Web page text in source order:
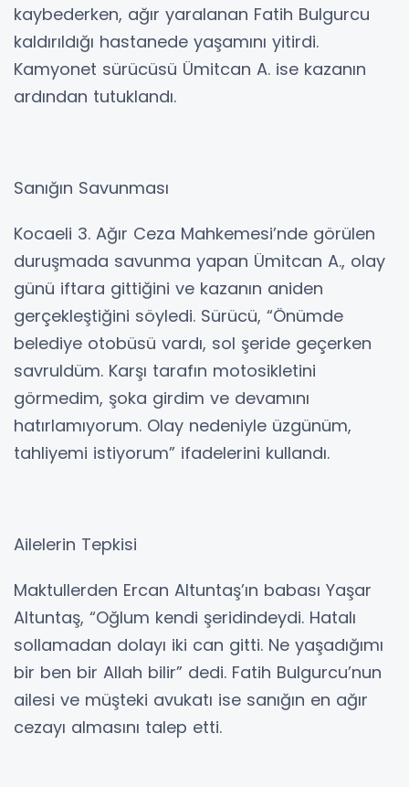
kaybederken, ağır yaralanan Fatih Bulgurcu
kaldırıldığı hastanede yaşamını yitirdi.
Kamyonet sürücüsü Ümitcan A. ise kazanın
ardından tutuklandı.
Sanığın Savunması
Kocaeli 3. Ağır Ceza Mahkemesi’nde görülen
duruşmada savunma yapan Ümitcan A., olay
günü iftara gittiğini ve kazanın aniden
gerçekleştiğini söyledi. Sürücü, “Önümde
belediye otobüsü vardı, sol şeride geçerken
savruldüm. Karşı tarafın motosikletini
görmedim, şoka girdim ve devamını
hatırlamıyorum. Olay nedeniyle üzgünüm,
tahliyemi istiyorum” ifadelerini kullandı.
Ailelerin Tepkisi
Maktullerden Ercan Altuntaş’ın babası Yaşar
Altuntaş, “Oğlum kendi şeridindeydi. Hatalı
sollamadan dolayı iki can gitti. Ne yaşadığımı
bir ben bir Allah bilir” dedi. Fatih Bulgurcu’nun
ailesi ve müşteki avukatı ise sanığın en ağır
cezayı almasını talep etti.